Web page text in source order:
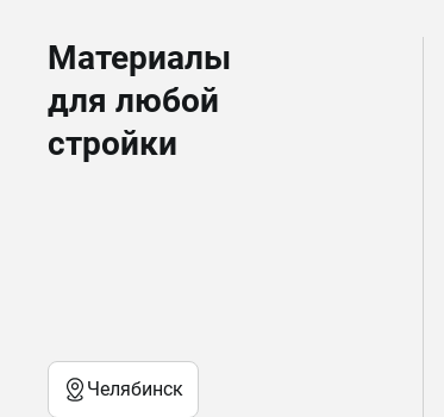
Материалы
для любой
стройки
Челябинск